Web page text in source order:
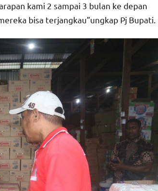
kami 2 sampai 3 bulan ke depan
bisa terjangkau”ungkap Pj Bupati.